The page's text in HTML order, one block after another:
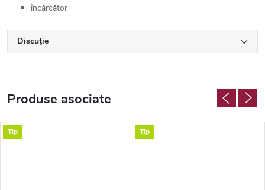
încărcător
Discuţie
Produse asociate
Tip Tip